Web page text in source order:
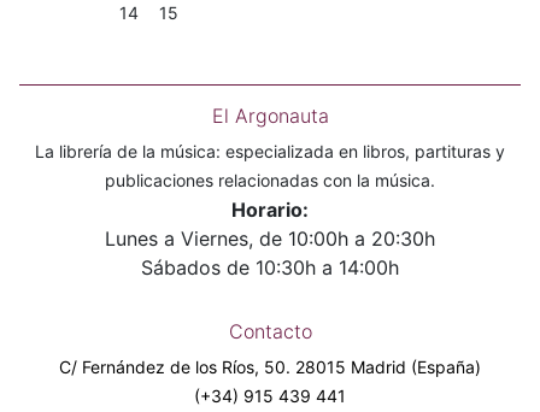
14
15
El Argonauta
La librería de la música: especializada en libros, partituras y
publicaciones relacionadas con la música.
Horario:
Lunes a Viernes, de 10:00h a 20:30h
Sábados de 10:30h a 14:00h
Contacto
C/ Fernández de los Ríos, 50. 28015 Madrid (España)
(+34) 915 439 441